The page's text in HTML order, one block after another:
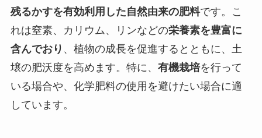
残るかすを有効利用した自然由来の肥料です。こ
れは窒素、カリウム、リンなどの栄養素を豊富に
含んでおり 、植物の成長を促進するとともに、土
壌の肥沃度を高めます。特に、 有機栽培を行って
いる場合や、化学肥料の使用を避けたい場合に適
しています。